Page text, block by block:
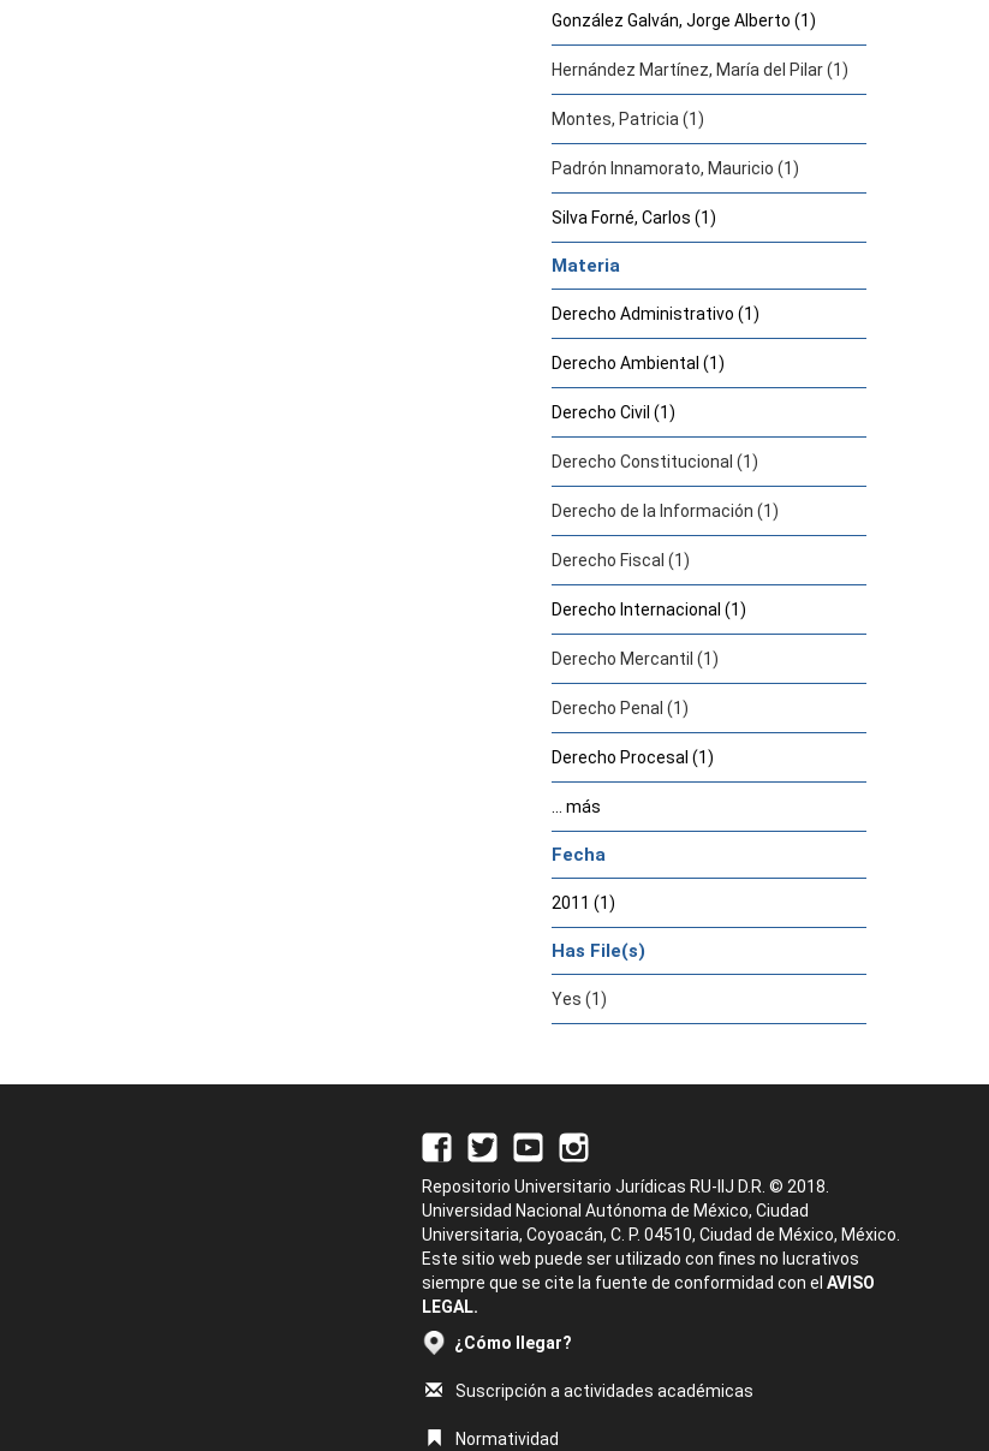
González Galván, Jorge Alberto (1)
Hernández Martínez, María del Pilar (1)
Montes, Patricia (1)
Padrón Innamorato, Mauricio (1)
Silva Forné, Carlos (1)
Materia
Derecho Administrativo (1)
Derecho Ambiental (1)
Derecho Civil (1)
Derecho Constitucional (1)
Derecho de la Información (1)
Derecho Fiscal (1)
Derecho Internacional (1)
Derecho Mercantil (1)
Derecho Penal (1)
Derecho Procesal (1)
... más
Fecha
2011 (1)
Has File(s)
Yes (1)
Repositorio Universitario Jurídicas RU-IIJ D.R. © 2018.
Universidad Nacional Autónoma de México, Ciudad
Universitaria, Coyoacán, C. P. 04510, Ciudad de México, México.
Este sitio web puede ser utilizado con fines no lucrativos
siempre que se cite la fuente de conformidad con el AVISO
LEGAL.
¿Cómo llegar?
Suscripción a actividades académicas
Normatividad